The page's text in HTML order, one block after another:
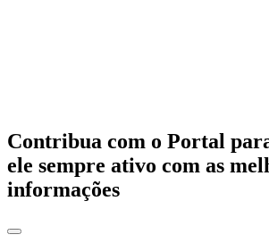
Contribua com o Portal
ele sempre ativo com as
informações